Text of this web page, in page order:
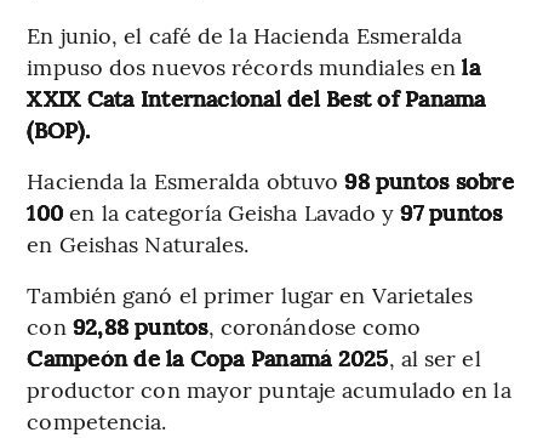
En junio, el café de la Hacienda Esmeralda
impuso dos nuevos récords mundiales enla
XXIX Cata Internacional del Best of Panama
(BOP).
Hacienda la Esmeralda obtuvo98 puntos sobre
100 en la categoría Geisha Lavado y97 puntos
en Geishas Naturales.
También ganó el primer lugar en Varietales
con 92,88 puntos, coronándose como
Campeón de la Copa Panamá 2025, al ser el
productor con mayor puntaje acumulado en la
competencia.